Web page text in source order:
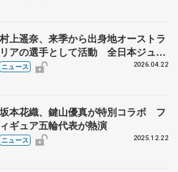
村上遥奈、来季から出身地オーストラ
リアの選手として活動 全日本ジュニ
アで8位、日本スケート連盟強化選手
ニュース 2026.04.22
坂本花織、鍵山優真が特別コラボ フ
ィギュア五輪代表が熱演
ニュース 2025.12.22